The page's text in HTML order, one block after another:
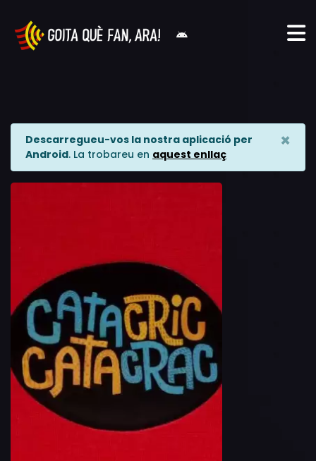
Descarregueu-vos la nostra aplicació per
Android. La trobareu en aquest enllaç
×